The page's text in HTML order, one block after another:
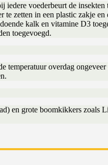
voederbeurt de
in een plastic zakje en
kalk en vitamine D3
toegevoegd.
overdag
en grote boomkikkers zoals